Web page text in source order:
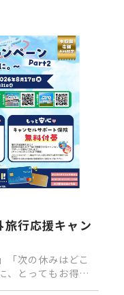
行応援キャン
「次の休みはどこ
、とってもお得な